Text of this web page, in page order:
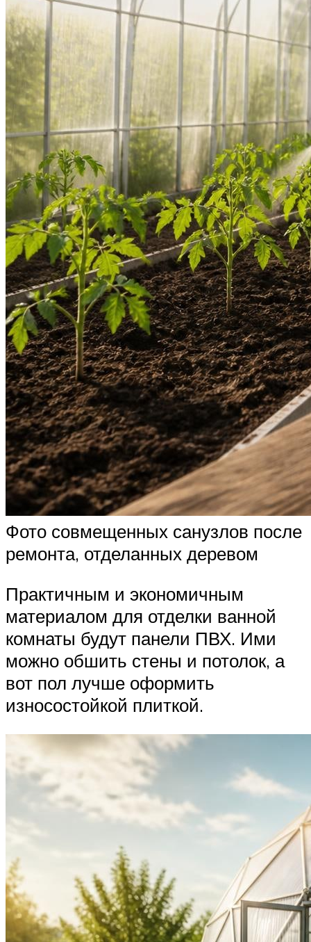
Фото совмещенных санузлов после
ремонта, отделанных деревом
Практичным и экономичным
материалом для отделки ванной
комнаты будут панели ПВХ. Ими
можно обшить стены и потолок, а
вот пол лучше оформить
износостойкой плиткой.